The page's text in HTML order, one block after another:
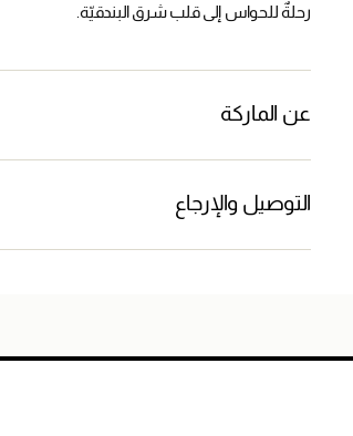
رحلةٌ للحواس إلى قلب شرق البندقيّة.
عن الماركة
التوصيل والإرجاع